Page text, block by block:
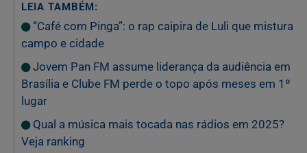
LEIA TAMBÉM:
“Café com Pinga”: o rap caipira de Luli que mistura
campo e cidade
Jovem Pan FM assume liderança da audiência em
Brasília e Clube FM perde o topo após meses em 1º
lugar
Qual a música mais tocada nas rádios em 2025?
Veja ranking